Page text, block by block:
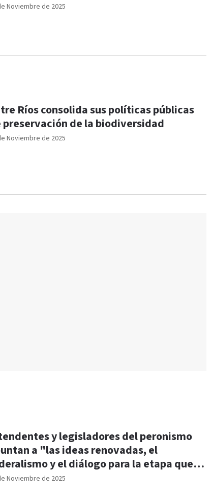
Noviembre de 2025
Noviembre de 2025
Ríos consolida sus políticas públicas
preservación de la biodiversidad
Noviembre de 2025
y legisladores del peronismo
a "las ideas renovadas, el
y el diálogo para la etapa que